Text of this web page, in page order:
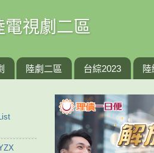
視劇二區
陸劇二區 台綜2023 陸